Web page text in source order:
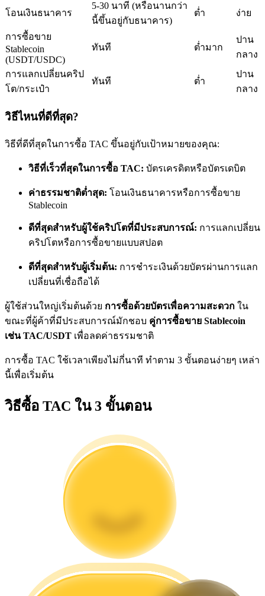
เป็นเทรดเดอร์คัดลอก
เพลิดเพลินกับการแบ่งปันผลกำไรและค่าคอมมิชชั่นการคัด
การวิเคราะห์ข้อมูลขนาดใหญ่ รวมถึงข้อมูลการค้า ฯลฯ
แนะนำ
กลยุทธ์การซื้อขาย
เรียนรู้วิธีการรักษาผลกำไร
โอนเงินธนาคาร
5-30 นาที (หรือนานกว่า
นี้ขึ้นอยู่กับธนาคาร)
ต่ำ ง่าย
การซื้อขาย
Stablecoin
(USDT/USDC)
ทันที ต่ำมาก
ปาน
กลาง
การแลกเปลี่ยนคริป
โต/กระเป๋า
ทันที ต่ำ
ปาน
กลาง
วิธีไหนที่ดีที่สุด?
วิธีที่ดีที่สุดในการซื้อ TAC ขึ้นอยู่กับเป้าหมายของคุณ:
วิธีที่เร็วที่สุดในการซื้อ TAC: บัตรเครดิตหรือบัตรเดบิต
ค่าธรรมชาติต่ำสุด: โอนเงินธนาคารหรือการซื้อขาย
Stablecoin
ดีที่สุดสำหรับผู้ใช้คริปโตที่มีประสบการณ์: การแลกเปลี่ยน
คริปโตหรือการซื้อขายแบบสปอต
ดีที่สุดสำหรับผู้เริ่มต้น: การชำระเงินด้วยบัตรผ่านการแลก
เปลี่ยนที่เชื่อถือได้
ผู้ใช้ส่วนใหญ่เริ่มต้นด้วย การซื้อด้วยบัตรเพื่อความสะดวก ใน
ขณะที่ผู้ค้าที่มีประสบการณ์มักชอบ คู่การซื้อขาย Stablecoin
เช่น TAC/USDT เพื่อลดค่าธรรมชาติ
การซื้อ TAC ใช้เวลาเพียงไม่กี่นาที ทำตาม 3 ขั้นตอนง่ายๆ เหล่า
นี้เพื่อเริ่มต้น
วิธีซื้อ TAC ใน 3 ขั้นตอน